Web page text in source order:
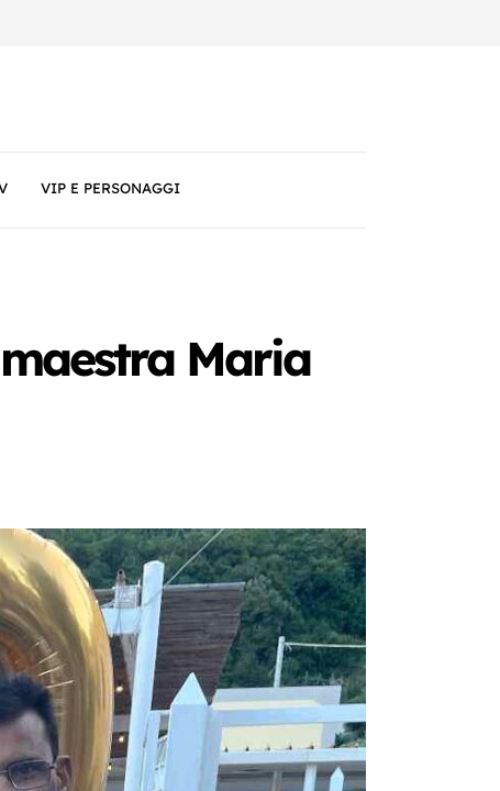
VIP E PERSONAGGI
Maria